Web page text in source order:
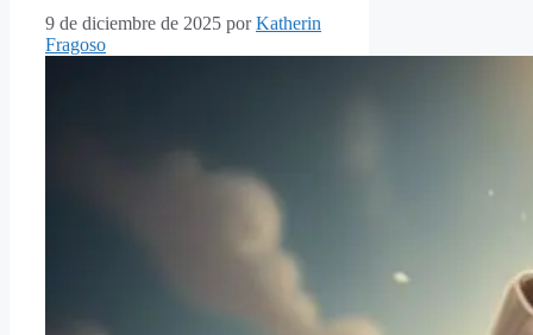
9 de diciembre de 2025 porKatherin
Fragoso